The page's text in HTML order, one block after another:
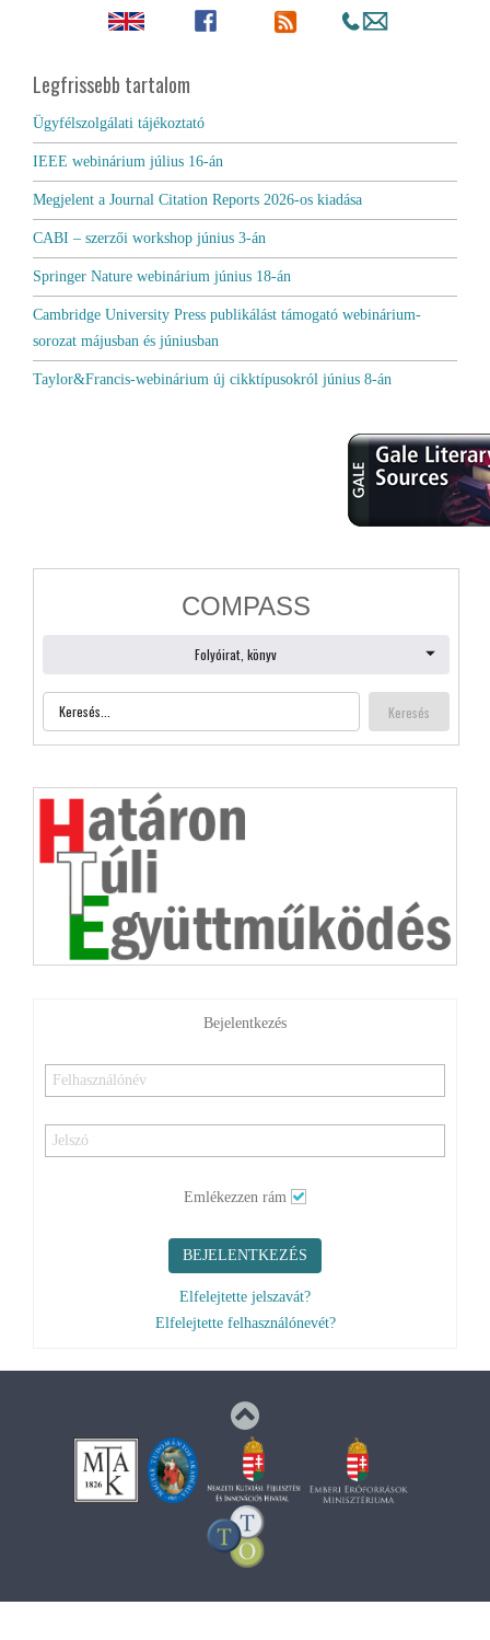
Legfrissebb tartalom
Ügyfélszolgálati tájékoztató
IEEE webinárium július 16-án
Megjelent a Journal Citation Reports 2026-os kiadása
CABI – szerzői workshop június 3-án
Springer Nature webinárium június 18-án
Cambridge University Press publikálást támogató webinárium-
sorozat májusban és júniusban
Taylor&Francis-webinárium új cikktípusokról június 8-án
Bejelentkezés
Emlékezzen rám
BEJELENTKEZÉS
Elfelejtette jelszavát?
Elfelejtette felhasználónevét?